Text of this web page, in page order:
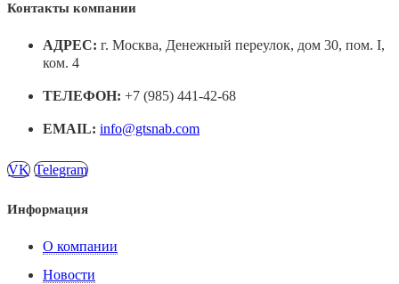
Контакты компании
АДРЕС: г. Москва, Денежный переулок, дом 30, пом. I,
ком. 4
ТЕЛЕФОН: +7 (985) 441-42-68
EMAIL: info@gtsnab.com
VK Telegram
Информация
О компании
Новости